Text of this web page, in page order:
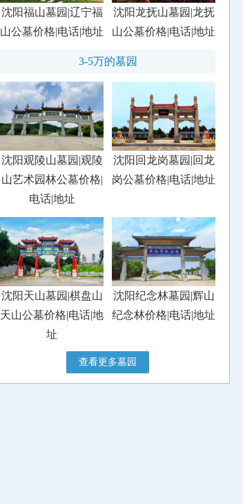
沈阳福山墓园|辽宁福
山公墓价格|电话|地址
沈阳龙抚山墓园|龙抚
山公墓价格|电话|地址
3-5万的墓园
沈阳观陵山墓园|观陵
山艺术园林公墓价格|
电话|地址
沈阳回龙岗墓园|回龙
岗公墓价格|电话|地址
沈阳天山墓园|棋盘山
天山公墓价格|电话|地
址
沈阳纪念林墓园|辉山
纪念林价格|电话|地址
查看更多墓园